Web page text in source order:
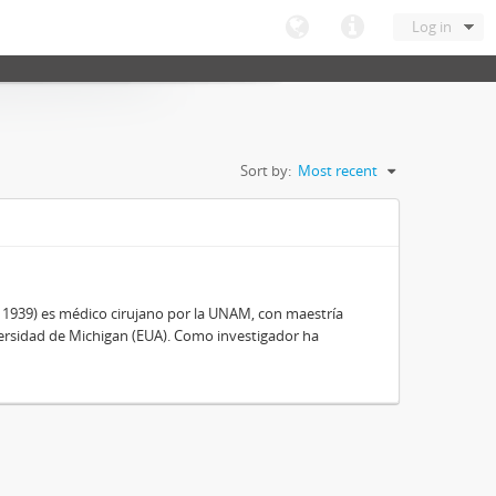
Log in
Sort by: Most recent
es médico cirujano por la UNAM, con maestría
de Michigan (EUA). Como investigador ha